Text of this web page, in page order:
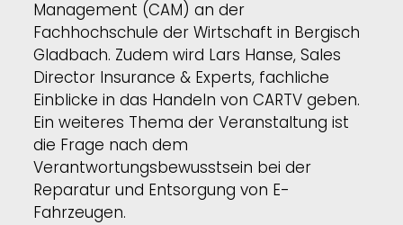
Management (CAM) an der
Fachhochschule der Wirtschaft in Bergisch
Gladbach. Zudem wird Lars Hanse, Sales
Director Insurance & Experts, fachliche
Einblicke in das Handeln von CARTV geben.
Ein weiteres Thema der Veranstaltung ist
die Frage nach dem
Verantwortungsbewusstsein bei der
Reparatur und Entsorgung von E-
Fahrzeugen.